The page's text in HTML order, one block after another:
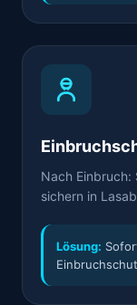
Nach Einbruch:
sichern in
Lösung: